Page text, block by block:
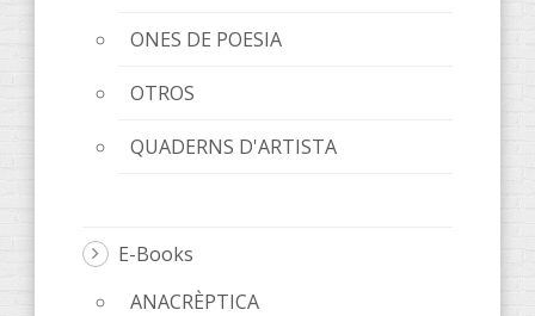
ONES DE POESIA
OTROS
QUADERNS D'ARTISTA
E-Books
ANACRÈPTICA